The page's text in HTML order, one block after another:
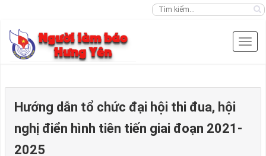
Hướng dẫn tổ chức đại hội thi đua, hội
nghị điển hình tiên tiến giai đoạn 2021-
2025